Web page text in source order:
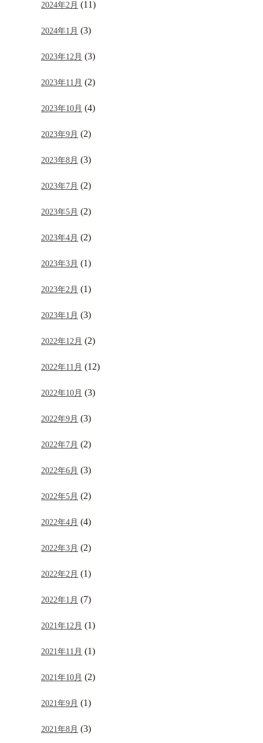
2024年2月 (11)
2024年1月 (3)
2023年12月 (3)
2023年11月 (2)
2023年10月 (4)
2023年9月 (2)
2023年8月 (3)
2023年7月 (2)
2023年5月 (2)
2023年4月 (2)
2023年3月 (1)
2023年2月 (1)
2023年1月 (3)
2022年12月 (2)
2022年11月 (12)
2022年10月 (3)
2022年9月 (3)
2022年7月 (2)
2022年6月 (3)
2022年5月 (2)
2022年4月 (4)
2022年3月 (2)
2022年2月 (1)
2022年1月 (7)
2021年12月 (1)
2021年11月 (1)
2021年10月 (2)
2021年9月 (1)
2021年8月 (3)